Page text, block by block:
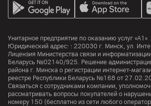
Унитарное предприятие по оказанию услуг «А1»
Юридический адрес: : 220030 г. Минск, ул.
Лицензия Министерства связи и
Беларусь №02140/925. Решение
района г. Минска о регистрации интернет-
реестре Республики Беларусь №168 от
Связаться с сотрудниками компании,
рассматривать вопросы покупателей о
номеру 150 (бесплатно из сети любого